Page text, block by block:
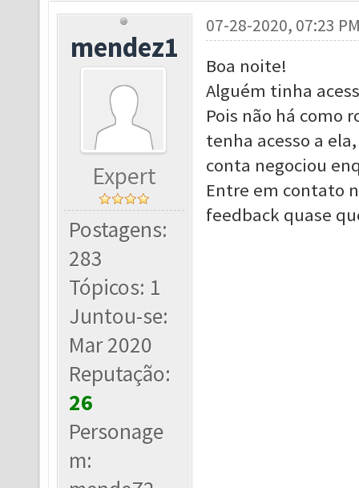
mendez1
Expert
Postagens:
283
Tópicos: 1
Juntou-se:
Mar 2020
Reputação:
26
Personage
m:
07-28-2020, 07:23
Boa noite!
Alguém tinha
Pois não há como
tenha acesso a
conta negociou
Entre em contato
feedback quase